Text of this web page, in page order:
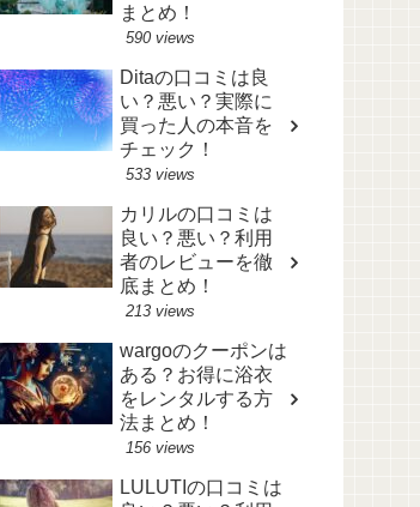
まとめ！
590 views
Ditaの口コミは良
い？悪い？実際に
買った人の本音を
チェック！
533 views
カリルの口コミは
良い？悪い？利用
者のレビューを徹
底まとめ！
213 views
wargoのクーポンは
ある？お得に浴衣
をレンタルする方
法まとめ！
156 views
LULUTIの口コミは